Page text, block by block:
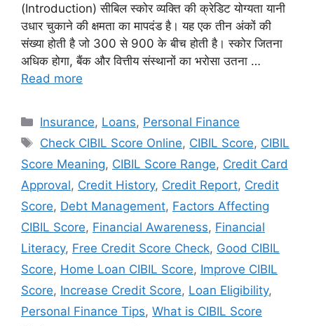
(Introduction) सीबिल स्कोर व्यक्ति की क्रेडिट योग्यता यानी
उधार चुकाने की क्षमता का मापदंड है। यह एक तीन अंकों की
संख्या होती है जो 300 से 900 के बीच होती है। स्कोर जितना
अधिक होगा, बैंक और वित्तीय संस्थानों का भरोसा उतना …
Read more
Categories
Insurance, Loans, Personal Finance
Tags
Check CIBIL Score Online, CIBIL Score, CIBIL
Score Meaning, CIBIL Score Range, Credit Card
Approval, Credit History, Credit Report, Credit
Score, Debt Management, Factors Affecting
CIBIL Score, Financial Awareness, Financial
Literacy, Free Credit Score Check, Good CIBIL
Score, Home Loan CIBIL Score, Improve CIBIL
Score, Increase Credit Score, Loan Eligibility,
Personal Finance Tips, What is CIBIL Score